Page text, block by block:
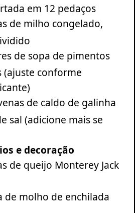
em 12 pedaços
de milho congelado,
de sopa de pimentos
(ajuste conforme
de caldo de galinha
sal (adicione mais se
e decoração
de queijo Monterey Jack
de molho de enchilada